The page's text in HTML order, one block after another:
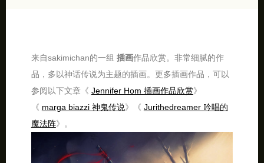
来自sakimichan的一组 插画作品欣赏。非常细腻的作
品，多以神话传说为主题的插画。更多插画作品，可以
参阅以下文章《 Jennifer Hom 插画作品欣赏》
《 marga biazzi 神鬼传说》《 Jurithedreamer 吟唱的
魔法阵》。